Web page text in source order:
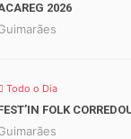
2026
Todo o Dia
FOLK